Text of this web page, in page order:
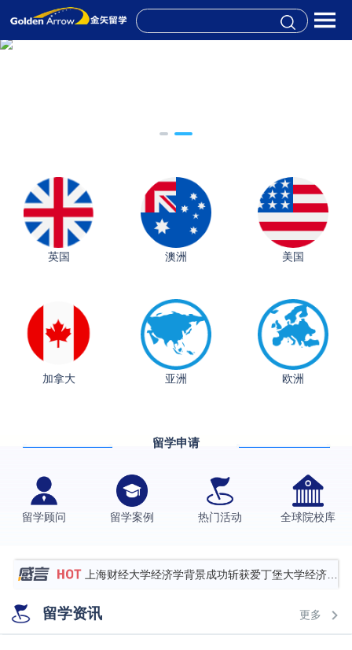
英国 澳洲 美国
加拿大 亚洲 欧洲
留学申请
留学顾问 留学案例 热门活动 全球院校库
格拉斯哥大学国际商务硕士录取案例
伯明翰大学数字媒体与创意产业硕士录取案例
Offer
上海财经大学经济学背景成功斩获爱丁堡大学经济学
硕士录取
数学背景的他，靠“供应链”故事敲开哥大、宾大之门
专科逆袭伦敦大学学院UCL录取案例解析
留学资讯 更多